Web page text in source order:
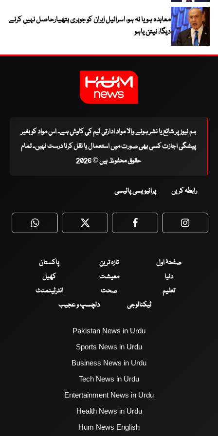
معاہدہ ہو یا نہ ہو، اسرائیل ایران کو جوہری ہتھیارحاصل نہیں کرنے
دیگا، نیتن یاہو
ہم نیوز پر شائع یا نشر ہونے والا مواد ادارتی ٹیم کی کاوش ہے۔ اس مواد کو بغیر
پیشگی اجازت کسی بھی صورت میں استعمال یا نقل کرنا درست نہیں۔ تمام
حقوق محفوظ ہیں © 2026
رابطہ کریں پرائیویسی پالیسی
WhatsApp Twitter Facebook
صفحۂ اول تازہ ترین
پاکستان
دنیا
معیشت
کھیل
تعلیم
صحت
انٹرٹینمنٹ
ٹیکنالوجی
دلچسپ و عجیب
Pakistan News in Urdu
Sports News in Urdu
Business News in Urdu
Tech News in Urdu
Entertainment News in Urdu
Health News in Urdu
Hum News English